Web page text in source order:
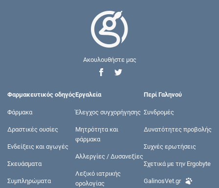
Ακουλουθήστε μας
Φαρμακευτικός οδηγός
Φάρμακα
Δραστικές ουσίες
Ενδείξεις και αγωγές
Σκευάσματα
Συμπληρώματα
Εργαλεία
Έλεγχος συγχορήγησης
Μητρότητα και
φάρμακα
Αλλεργίες / Δυσανεξίες
Λεξικό ιατρικής
ορολογίας
Περί Γαληνού
Συνδρομές
Δυνατότητες προβολής
Συχνές ερωτήσεις
Σχετικά με την Ergobyte
GalinosVet.gr